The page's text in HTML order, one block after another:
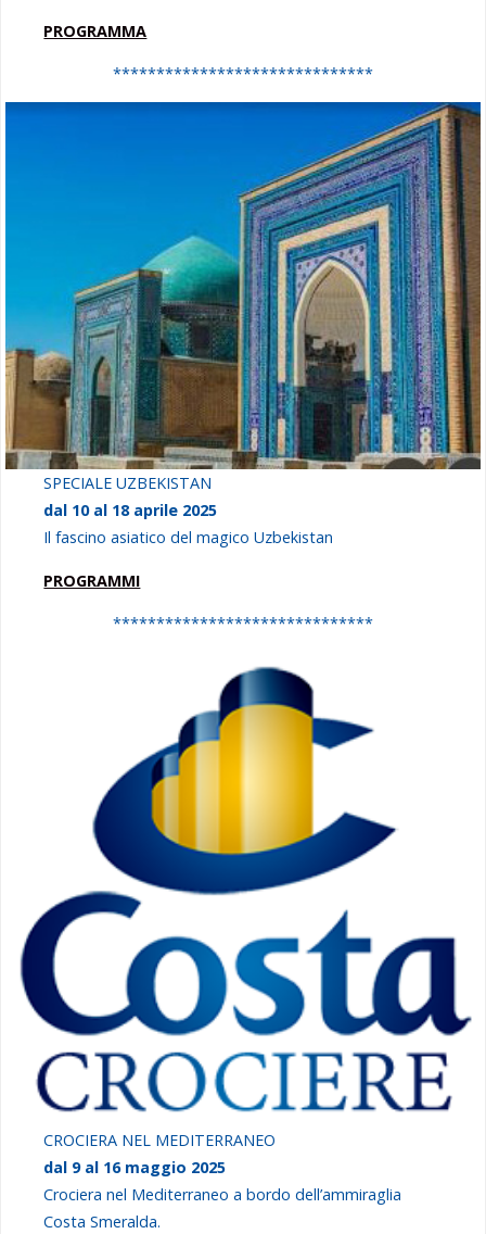
PROGRAMMA
******************************
SPECIALE UZBEKISTAN
dal 10 al 18 aprile 2025
Il fascino asiatico del magico Uzbekistan
PROGRAMMI
******************************
CROCIERA NEL MEDITERRANEO
dal 9 al 16 maggio 2025
Crociera nel Mediterraneo a bordo dell’ammiraglia
Costa Smeralda.